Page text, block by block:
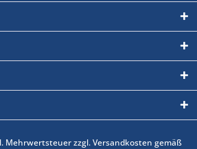
Mehrwertsteuer zzgl. Versandkosten gemäß